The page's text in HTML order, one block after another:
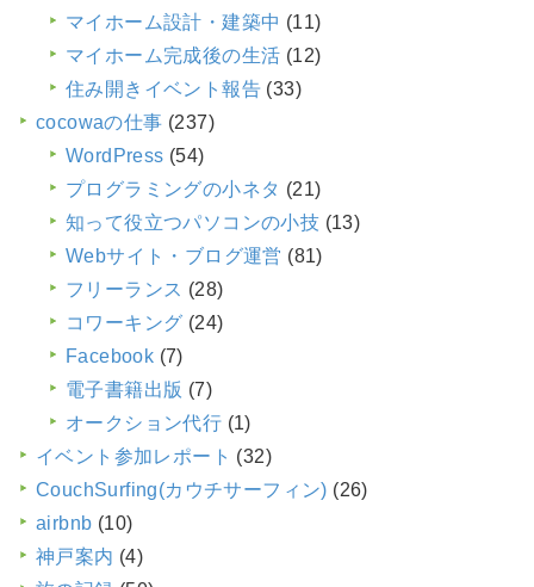
マイホーム設計・建築中 (11)
マイホーム完成後の生活 (12)
住み開きイベント報告 (33)
cocowaの仕事 (237)
WordPress (54)
プログラミングの小ネタ (21)
知って役立つパソコンの小技 (13)
Webサイト・ブログ運営 (81)
フリーランス (28)
コワーキング (24)
Facebook (7)
電子書籍出版 (7)
オークション代行 (1)
イベント参加レポート (32)
CouchSurfing(カウチサーフィン) (26)
airbnb (10)
神戸案内 (4)